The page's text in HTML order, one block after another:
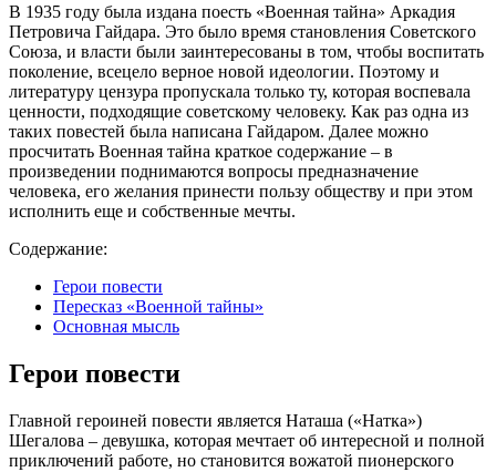
В 1935 году была издана поесть «Военная тайна» Аркадия
Петровича Гайдара. Это было время становления Советского
Союза, и власти были заинтересованы в том, чтобы воспитать
поколение, всецело верное новой идеологии. Поэтому и
литературу цензура пропускала только ту, которая воспевала
ценности, подходящие советскому человеку. Как раз одна из
таких повестей была написана Гайдаром. Далее можно
просчитать Военная тайна краткое содержание – в
произведении поднимаются вопросы предназначение
человека, его желания принести пользу обществу и при этом
исполнить еще и собственные мечты.
Содержание:
Герои повести
Пересказ «Военной тайны»
Основная мысль
Герои повести
Главной героиней повести является Наташа («Натка»)
Шегалова – девушка, которая мечтает об интересной и полной
приключений работе, но становится вожатой пионерского